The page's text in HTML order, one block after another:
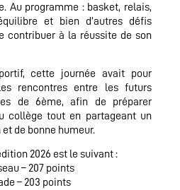
Au programme : basket, relais,
et bien d’autres défis
contribuer à la réussite de son
cette journée avait pour
rencontres entre les futurs
de 6ème, afin de préparer
collège tout en partageant un
de bonne humeur.
2026 est le suivant :
– 207 points
– 203 points